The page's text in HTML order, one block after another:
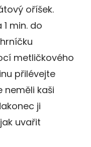
oříšek.
min. do
metličkového
přilévejte
kaši
ji
uvařit